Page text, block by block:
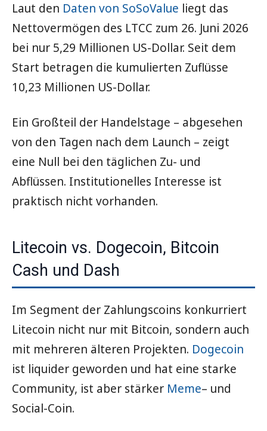
Laut den Daten von SoSoValue liegt das
Nettovermögen des LTCC zum 26. Juni 2026
bei nur 5,29 Millionen US-Dollar. Seit dem
Start betragen die kumulierten Zuflüsse
10,23 Millionen US-Dollar.
Ein Großteil der Handelstage – abgesehen
von den Tagen nach dem Launch – zeigt
eine Null bei den täglichen Zu- und
Abflüssen. Institutionelles Interesse ist
praktisch nicht vorhanden.
Litecoin vs. Dogecoin, Bitcoin
Cash und Dash
Im Segment der Zahlungscoins konkurriert
Litecoin nicht nur mit Bitcoin, sondern auch
mit mehreren älteren Projekten. Dogecoin
ist liquider geworden und hat eine starke
Community, ist aber stärker Meme– und
Social-Coin.